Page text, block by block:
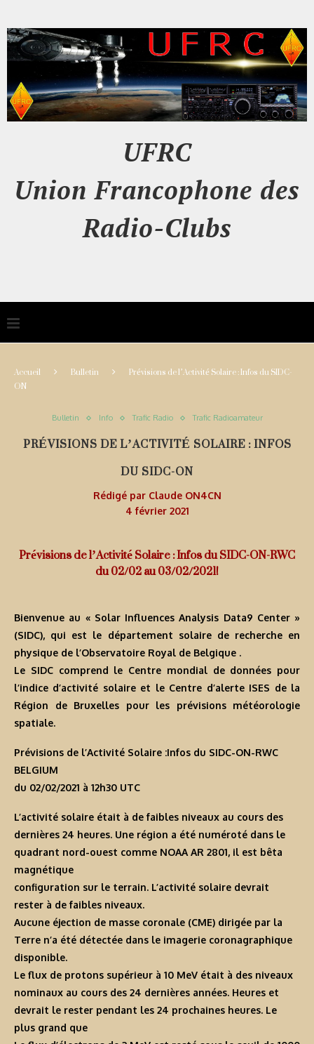
UFRC
Union Francophone des
Radio-Clubs
Accueil Bulletin Prévisions de l’Activité Solaire : Infos du SIDC-
ON
Bulletin Info Trafic Radio Trafic Radioamateur
PRÉVISIONS DE L’ACTIVITÉ SOLAIRE : INFOS
DU SIDC-ON
Rédigé par Claude ON4CN
4 février 2021
Prévisions de l’Activité Solaire : Infos du SIDC-ON-RWC
du 02/02 au 03/02/2021!
Bienvenue au « Solar Influences Analysis Data9 Center »
(SIDC), qui est le département solaire de recherche en
physique de l’Observatoire Royal de Belgique .
Le SIDC comprend le Centre mondial de données pour
l’indice d’activité solaire et le Centre d’alerte ISES de la
Région de Bruxelles pour les prévisions météorologie
spatiale.
Prévisions de l’Activité Solaire :Infos du SIDC-ON-RWC
BELGIUM
du 02/02/2021 à 12h30 UTC
L’activité solaire était à de faibles niveaux au cours des
dernières 24 heures. Une région a été numéroté dans le
quadrant nord-ouest comme NOAA AR 2801, il est bêta
magnétique
configuration sur le terrain. L’activité solaire devrait
rester à de faibles niveaux.
Aucune éjection de masse coronale (CME) dirigée par la
Terre n’a été détectée dans le imagerie coronagraphique
disponible.
Le flux de protons supérieur à 10 MeV était à des niveaux
nominaux au cours des 24 dernières années. Heures et
devrait le rester pendant les 24 prochaines heures. Le
plus grand que